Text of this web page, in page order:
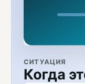
СИТУАЦИЯ
Когда